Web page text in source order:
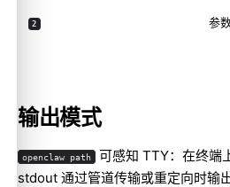
2 参
输出模式
openclaw path 可感知 TTY：在终端
stdout 通过管道传输或重定向时输出